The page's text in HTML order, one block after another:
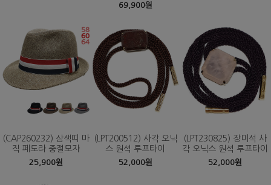
69,900원
(CAP260232) 삼색띠 마
직 페도라 중절모자
25,900원
(LPT200512) 사각 오닉
스 원석 루프타이
52,000원
(LPT230825) 장미석 사
각 오닉스 원석 루프타이
52,000원